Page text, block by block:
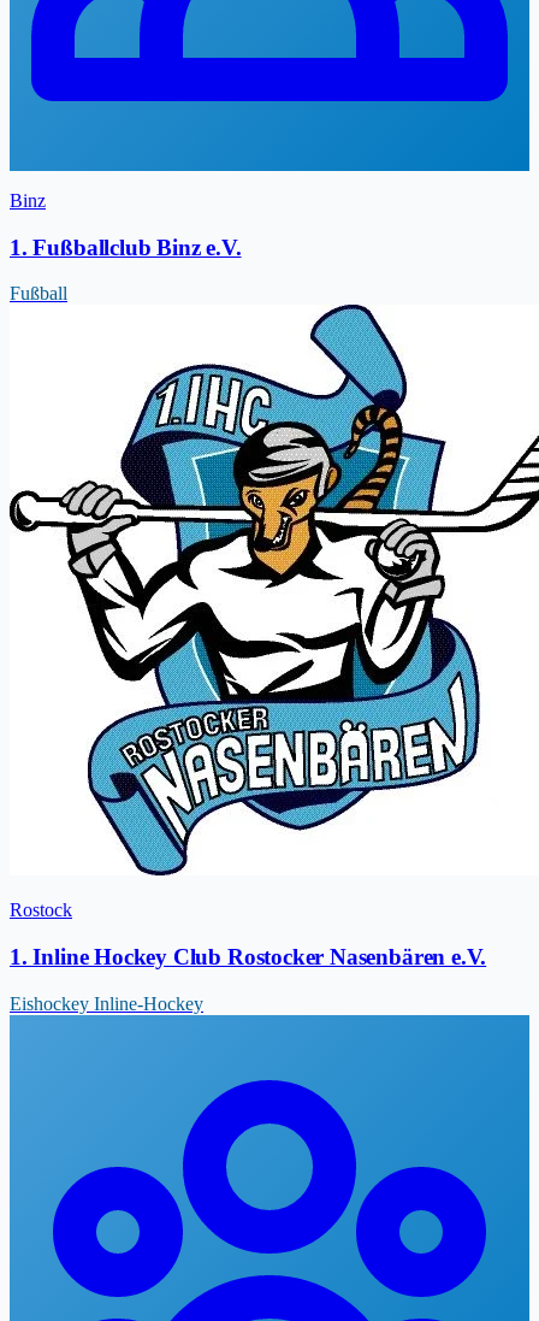
Binz
1. Fußballclub Binz e.V.
Fußball
Rostock
1. Inline Hockey Club Rostocker Nasenbären e.V.
Eishockey Inline-Hockey